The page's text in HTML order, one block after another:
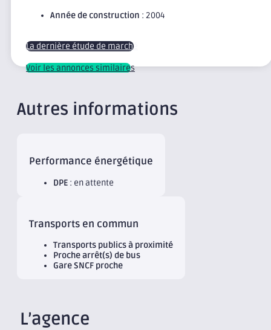
Année de construction : 2004
La dernière étude de marché
Voir les annonces similaires
Autres informations
Performance énergétique
DPE : en attente
Transports en commun
Transports publics à proximité
Proche arrêt(s) de bus
Gare SNCF proche
L’agence